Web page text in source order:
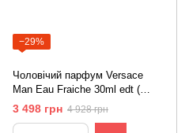
−29%
Чоловічий парфум Versace
Man Eau Fraiche 30ml edt (
свіжий, мужній, чуттєвий,
харизматичний)
3 498 грн 4 928 грн